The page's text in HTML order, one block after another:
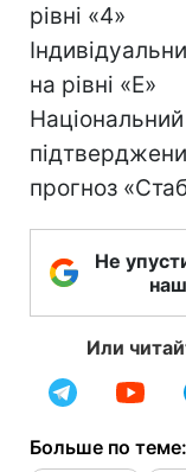
рівні «4»
на рівні «E»
прогноз
Не
Или
Больше по теме: